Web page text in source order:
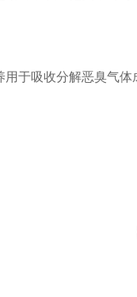
于吸收分解恶臭气